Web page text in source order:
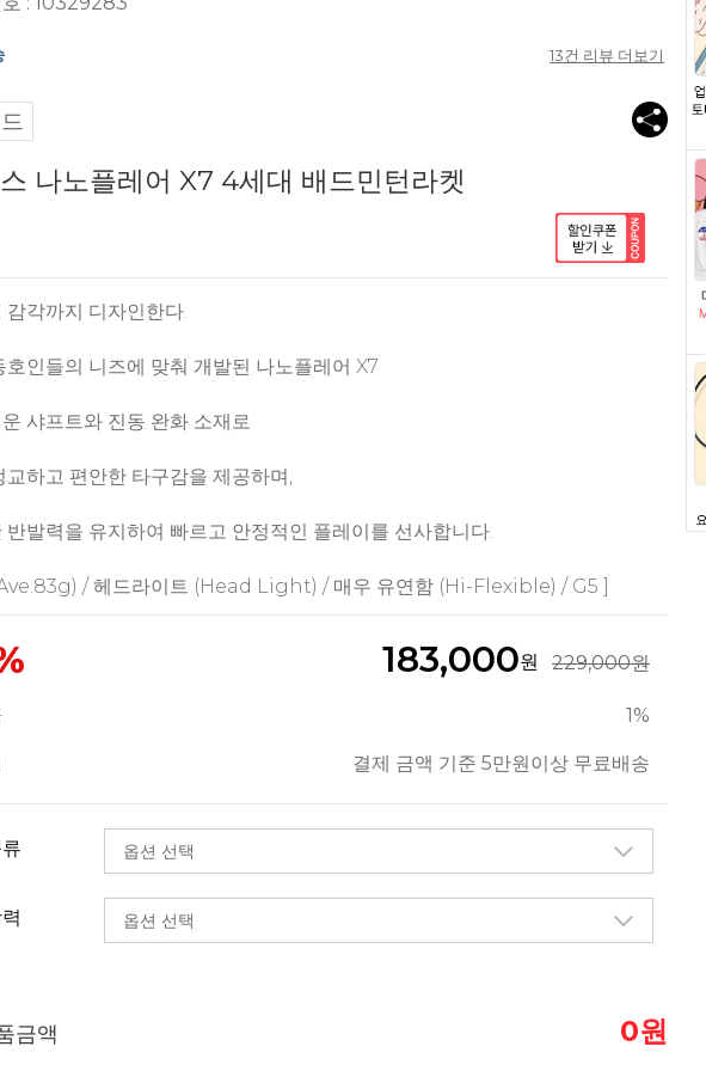
13건 리뷰 더보기
나노플레어 X7 4세대 배드민턴라켓
감각까지 디자인한다.
호인들의 니즈에 맞춰 개발된 나노플레어 X7
샤프트와 진동 완화 소재로
교하고 편안한 타구감을 제공하며,
반발력을 유지하여 빠르고 안정적인 플레이를 선사합니다.
/ 헤드라이트 (Head Light) / 매우 유연함 (Hi-Flexible) / G5 ]
183,000원 229,000원
1%
결제 금액 기준 5만원이상 무료배송
금액 0원